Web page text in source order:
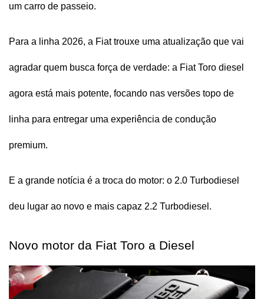
um carro de passeio.
Para a linha 2026, a Fiat trouxe uma atualização que vai
agradar quem busca força de verdade: a Fiat Toro diesel
agora está mais potente, focando nas versões topo de
linha para entregar uma experiência de condução
premium.
E a grande notícia é a troca do motor: o 2.0 Turbodiesel
deu lugar ao novo e mais capaz 2.2 Turbodiesel.
Novo motor da Fiat Toro a Diesel